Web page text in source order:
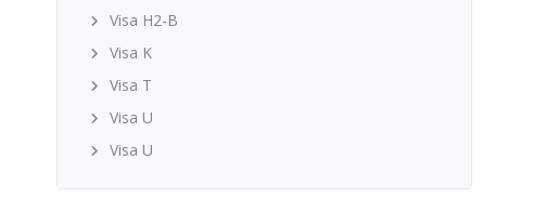
Visa H2-B
Visa K
Visa T
Visa U
Visa U